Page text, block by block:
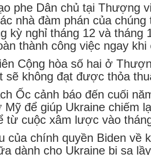
phe Dân chủ tại Thượng
nhà đàm phán của
kỳ nghỉ tháng 12 và tháng
thành công việc ngay
Cộng hòa số hai ở
sẽ không đạt được thỏa
Ốc cảnh báo đến cuối
Mỹ để giúp Ukraine chiếm
từ cuộc xâm lược vào
của chính quyền Biden về
dành cho Ukraine bị sa